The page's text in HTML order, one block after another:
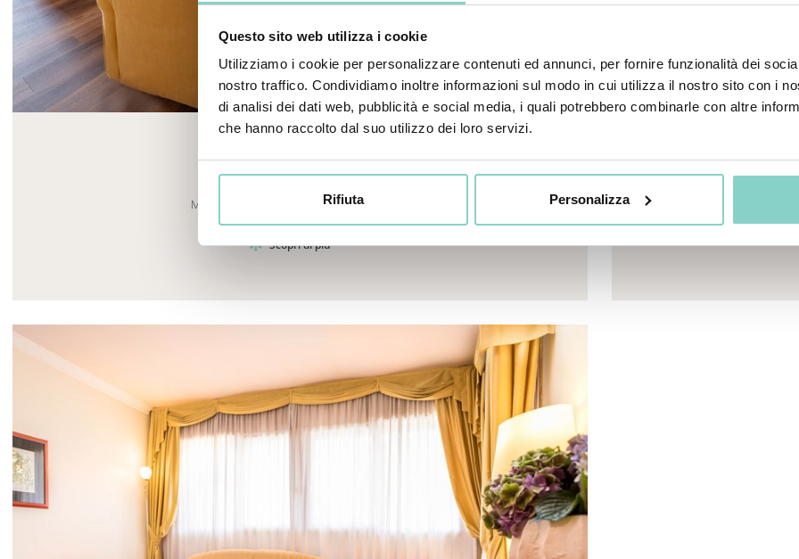
Questo sito web utilizza i cookie
Utilizziamo i cookie per personalizzare contenuti ed annunci, per fornire funzionalità dei
nostro traffico. Condividiamo inoltre informazioni sul modo in cui utilizza il nostro sito con i
di analisi dei dati web, pubblicità e social media, i quali potrebbero combinarle con altre
che hanno raccolto dal suo utilizzo dei loro servizi.
Rifiuta Personalizza
JUNIOR SUITE
Materiali di Pregio e Atmosfere Accoglienti
Scopri di più